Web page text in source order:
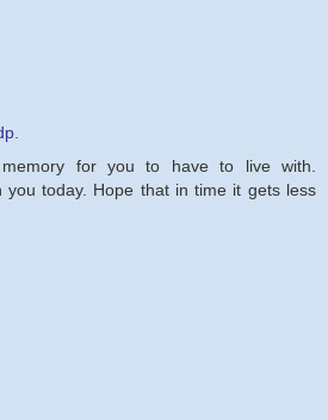
for you to have to live with.
you today. Hope that in time it gets less